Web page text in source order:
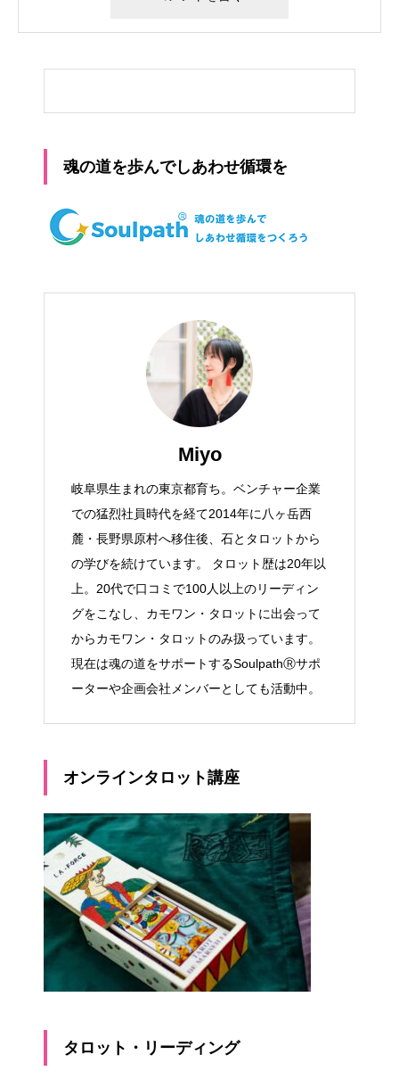
魂の道を歩んでしあわせ循環を
Miyo
岐阜県生まれの東京都育ち。ベンチャー企業
での猛烈社員時代を経て2014年に八ヶ岳西
麓・長野県原村へ移住後、石とタロットから
の学びを続けています。 タロット歴は20年以
上。20代で口コミで100人以上のリーディン
グをこなし、カモワン・タロットに出会って
からカモワン・タロットのみ扱っています。
現在は魂の道をサポートするSoulpathⓇサポ
ーターや企画会社メンバーとしても活動中。
オンラインタロット講座
タロット・リーディング